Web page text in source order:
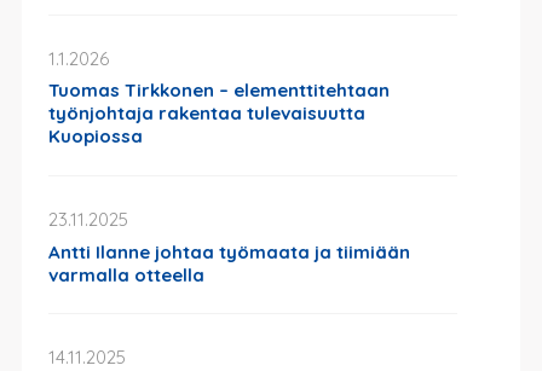
1.1.2026
Tuomas Tirkkonen – elementtitehtaan
työnjohtaja rakentaa tulevaisuutta
Kuopiossa
23.11.2025
Antti Ilanne johtaa työmaata ja tiimiään
varmalla otteella
14.11.2025